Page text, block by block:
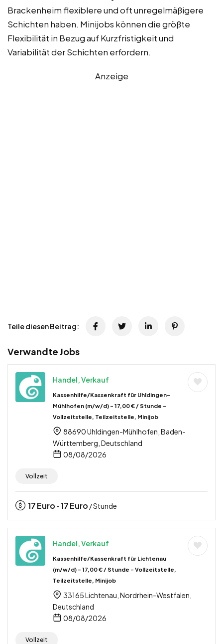
Brackenheim flexiblere und oft unregelmäßigere
Schichten haben. Minijobs können die größte
Flexibilität in Bezug auf Kurzfristigkeit und
Variabilität der Schichten erfordern.
Anzeige
Teile diesen Beitrag:
Verwandte Jobs
Handel, Verkauf
Kassenhilfe/Kassenkraft für Uhldingen-
Mühlhofen (m/w/d) – 17,00 € / Stunde –
Vollzeitstelle, Teilzeitstelle, Minijob
88690 Uhldingen-Mühlhofen, Baden-
Württemberg, Deutschland
08/08/2026
Vollzeit
17Euro -17Euro / Stunde
Handel, Verkauf
Kassenhilfe/Kassenkraft für Lichtenau
(m/w/d) – 17,00 € / Stunde – Vollzeitstelle,
Teilzeitstelle, Minijob
33165 Lichtenau, Nordrhein-Westfalen,
Deutschland
08/08/2026
Vollzeit